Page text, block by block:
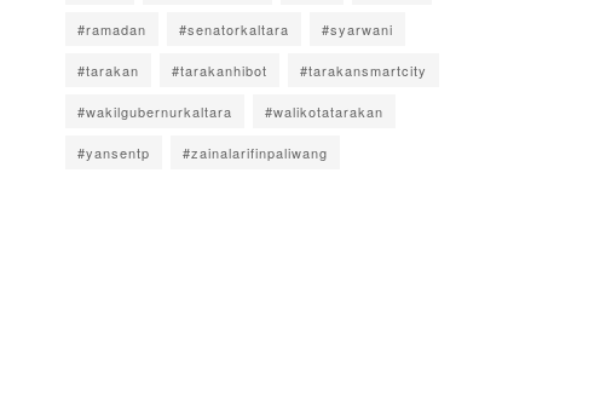
#ramadan #senatorkaltara #syarwani
#tarakan #tarakanhibot #tarakansmartcity
#wakilgubernurkaltara #walikotatarakan
#yansentp #zainalarifinpaliwang